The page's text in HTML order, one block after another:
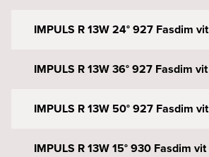
IMPULS R 13W 24° 927 Fasdim vit
IMPULS R 13W 36° 927 Fasdim vit
IMPULS R 13W 50° 927 Fasdim vit
IMPULS R 13W 15° 930 Fasdim vit